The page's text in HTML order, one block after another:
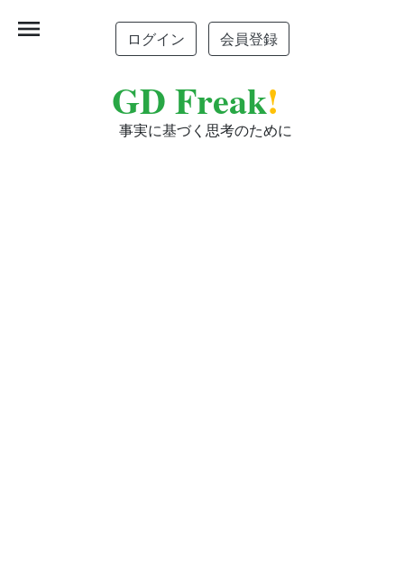
ログイン 会員登録
GD Freak!
事実に基づく思考のために
menu